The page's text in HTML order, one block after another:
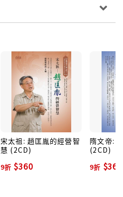
宋太祖: 趙匡胤的經營智
慧 (2CD)
9折 $360
隋文帝:
(2CD)
9折 $360